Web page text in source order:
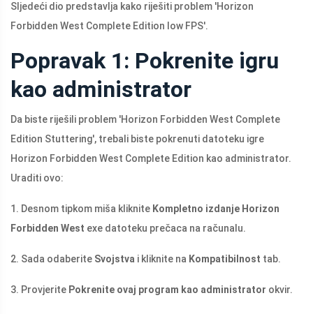
Sljedeći dio predstavlja kako riješiti problem 'Horizon
Forbidden West Complete Edition low FPS'.
Popravak 1: Pokrenite igru ​​
kao administrator
Da biste riješili problem 'Horizon Forbidden West Complete
Edition Stuttering', trebali biste pokrenuti datoteku igre
Horizon Forbidden West Complete Edition kao administrator.
Uraditi ovo:
1. Desnom tipkom miša kliknite Kompletno izdanje Horizon
Forbidden West exe datoteku prečaca na računalu.
2. Sada odaberite Svojstva i kliknite na Kompatibilnost tab.
3. Provjerite Pokrenite ovaj program kao administrator okvir.